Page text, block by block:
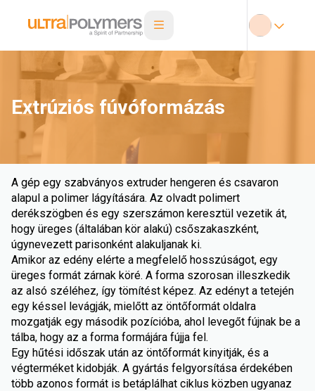
Extrúziós fúvóformázás
A gép egy szabványos extruder hengeren és csavaron
alapul a polimer lágyítására. Az olvadt polimert
derékszögben és egy szerszámon keresztül vezetik át,
hogy üreges (általában kör alakú) csőszakaszként,
úgynevezett parisonként alakuljanak ki.
Amikor az edény elérte a megfelelő hosszúságot, egy
üreges formát zárnak köré. A forma szorosan illeszkedik
az alsó széléhez, így tömítést képez. Az edényt a tetején
egy késsel levágják, mielőtt az öntőformát oldalra
mozgatják egy második pozícióba, ahol levegőt fújnak be a
tálba, hogy az a forma formájára fújja fel.
Egy hűtési időszak után az öntőformát kinyitják, és a
végterméket kidobják. A gyártás felgyorsítása érdekében
több azonos formát is betáplálhat ciklus közben ugyanaz